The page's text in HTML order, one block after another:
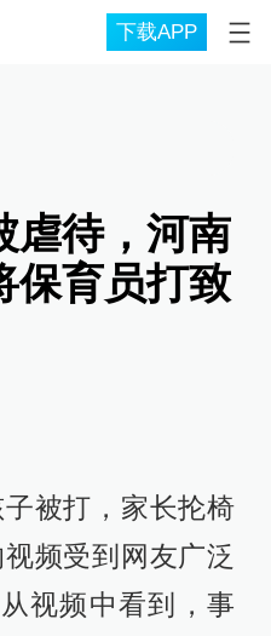
下载APP
虐待，河南
保育员打致
被打，家长抡椅
频受到网友广泛
视频中看到，事